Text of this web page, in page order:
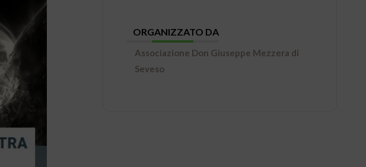
ORGANIZZATO DA
Associazione Don Giuseppe Mezzera di
Seveso